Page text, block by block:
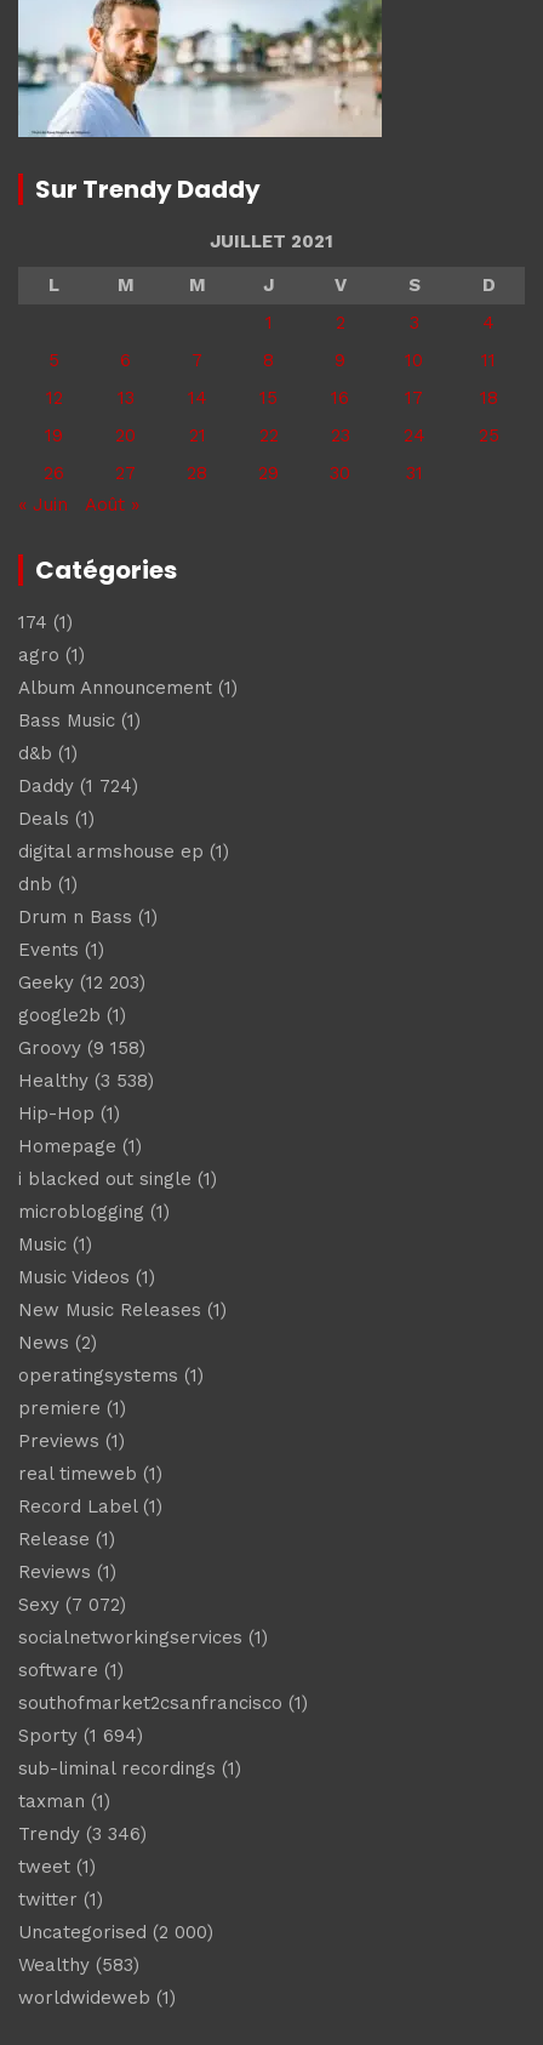
Sur Trendy Daddy
JUILLET 2021
L
M M J V S
D
1
2 3
4
5
6 7 8 9 10
11
12
13 14 15 16 17
18
19
20 21 22 23 24
25
26
27 28 29 30
31
« Juin
Août »
Catégories
174 (1)
agro (1)
Album Announcement (1)
Bass Music (1)
d&b (1)
Daddy (1 724)
Deals (1)
digital armshouse ep (1)
dnb (1)
Drum n Bass (1)
Events (1)
Geeky (12 203)
google2b (1)
Groovy (9 158)
Healthy (3 538)
Hip-Hop (1)
Homepage (1)
i blacked out single (1)
microblogging (1)
Music (1)
Music Videos (1)
New Music Releases (1)
News (2)
operatingsystems (1)
premiere (1)
Previews (1)
real timeweb (1)
Record Label(1)
Release (1)
Reviews (1)
Sexy (7 072)
socialnetworkingservices (1)
software (1)
southofmarket2csanfrancisco (1)
Sporty (1 694)
sub-liminal recordings (1)
taxman (1)
Trendy (3 346)
tweet (1)
twitter (1)
Uncategorised (2 000)
Wealthy (583)
worldwideweb (1)